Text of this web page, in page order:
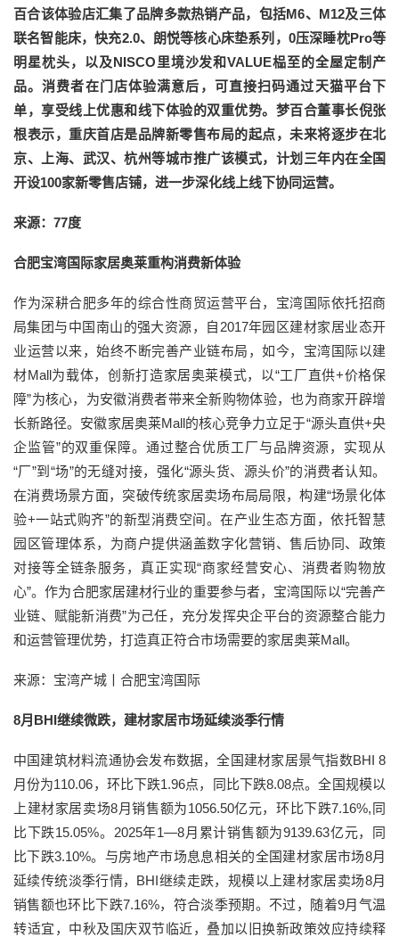
百合该体验店汇集了品牌多款热销产品，包括M6、M12及三体
联名智能床，快充2.0、朗悦等核心床垫系列，0压深睡枕Pro等
明星枕头，以及NISCO里境沙发和VALUE榀至的全屋定制产
品。消费者在门店体验满意后，可直接扫码通过天猫平台下
单，享受线上优惠和线下体验的双重优势。梦百合董事长倪张
根表示，重庆首店是品牌新零售布局的起点，未来将逐步在北
京、上海、武汉、杭州等城市推广该模式，计划三年内在全国
开设100家新零售店铺，进一步深化线上线下协同运营。
来源：77度
合肥宝湾国际家居奥莱重构消费新体验
作为深耕合肥多年的综合性商贸运营平台，宝湾国际依托招商
局集团与中国南山的强大资源，自2017年园区建材家居业态开
业运营以来，始终不断完善产业链布局，如今，宝湾国际以建
材Mall为载体，创新打造家居奥莱模式，以“工厂直供+价格保
障”为核心，为安徽消费者带来全新购物体验，也为商家开辟增
长新路径。安徽家居奥莱Mall的核心竞争力立足于“源头直供+央
企监管”的双重保障。通过整合优质工厂与品牌资源，实现从
“厂”到“场”的无缝对接，强化“源头货、源头价”的消费者认知。
在消费场景方面，突破传统家居卖场布局局限，构建“场景化体
验+一站式购齐”的新型消费空间。在产业生态方面，依托智慧
园区管理体系，为商户提供涵盖数字化营销、售后协同、政策
对接等全链条服务，真正实现“商家经营安心、消费者购物放
心”。作为合肥家居建材行业的重要参与者，宝湾国际以“完善产
业链、赋能新消费”为己任，充分发挥央企平台的资源整合能力
和运营管理优势，打造真正符合市场需要的家居奥莱Mall。
来源：宝湾产城丨合肥宝湾国际
8月BHI继续微跌，建材家居市场延续淡季行情
中国建筑材料流通协会发布数据，全国建材家居景气指数BHI 8
月份为110.06，环比下跌1.96点，同比下跌8.08点。全国规模以
上建材家居卖场8月销售额为1056.50亿元，环比下跌7.16%,同
比下跌15.05%。2025年1—8月累计销售额为9139.63亿元，同
比下跌3.10%。与房地产市场息息相关的全国建材家居市场8月
延续传统淡季行情，BHI继续走跌，规模以上建材家居卖场8月
销售额也环比下跌7.16%，符合淡季预期。不过，随着9月气温
转适宜，中秋及国庆双节临近，叠加以旧换新政策效应持续释